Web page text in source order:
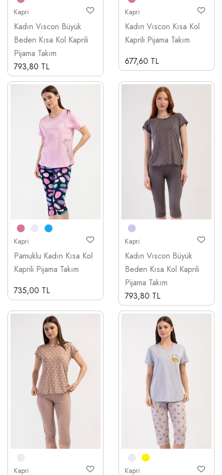
Kapri
Kadın Vıscon Büyük
Beden Kısa Kol Kaprili
Pijama Takım
793,80 TL
Kapri
Kadın Vıscon Kısa Kol
Kaprili Pijama Takım
677,60 TL
Kapri
Pamuklu Kadın Kısa Kol
Kaprili Pijama Takım
735,00 TL
Kapri
Kadın Vıscon Büyük
Beden Kısa Kol Kaprili
Pijama Takım
793,80 TL
Kapri Kapri